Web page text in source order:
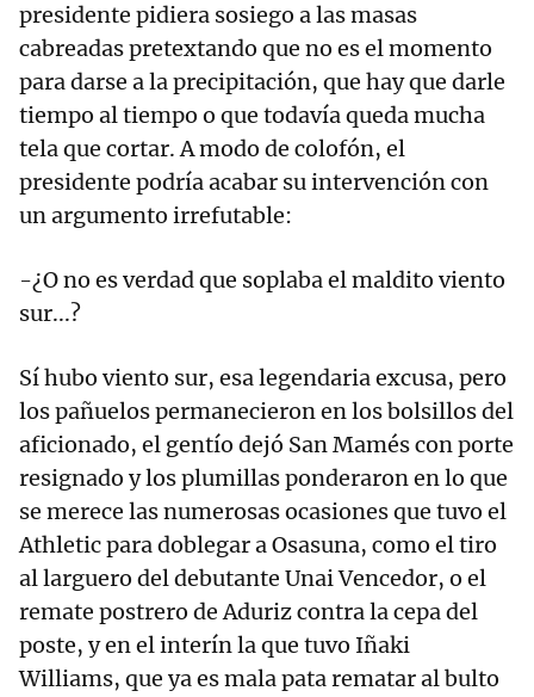
presidente pidiera sosiego a las masas
cabreadas pretextando que no es el momento
para darse a la precipitación, que hay que darle
tiempo al tiempo o que todavía queda mucha
tela que cortar. A modo de colofón, el
presidente podría acabar su intervención con
un argumento irrefutable:
-¿O no es verdad que soplaba el maldito viento
sur...?
Sí hubo viento sur, esa legendaria excusa, pero
los pañuelos permanecieron en los bolsillos del
aficionado, el gentío dejó San Mamés con porte
resignado y los plumillas ponderaron en lo que
se merece las numerosas ocasiones que tuvo el
Athletic para doblegar a Osasuna, como el tiro
al larguero del debutante Unai Vencedor, o el
remate postrero de Aduriz contra la cepa del
poste, y en el interín la que tuvo Iñaki
Williams, que ya es mala pata rematar al bulto